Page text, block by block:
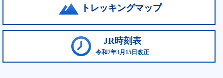
トレッキングマップ
JR時刻表
令和7年3月15日改正